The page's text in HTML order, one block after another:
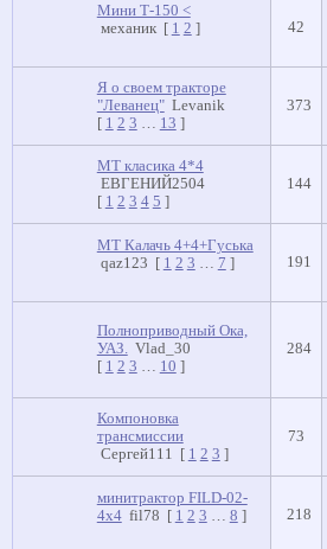
Мини Т-150 <
механик [ 1 2 ] 42
Я о своем тракторе
"Леванец" Levanik
[ 1 2 3 … 13 ]
373
МТ класика 4*4
ЕВГЕНИЙ2504
[ 1 2 3 4 5 ]
144
МТ Калачь 4+4+Гуська
qaz123
[ 1 2 3 … 7 ] 191
Полноприводный Ока,
УАЗ. Vlad_30
[ 1 2 3 … 10 ]
284
Компоновка
трансмиссии
Сергей111
[ 1 2 3 ]
73
минитрактор FILD-02-
4х4 fil78 [ 1 2 3 … 8 ] 218